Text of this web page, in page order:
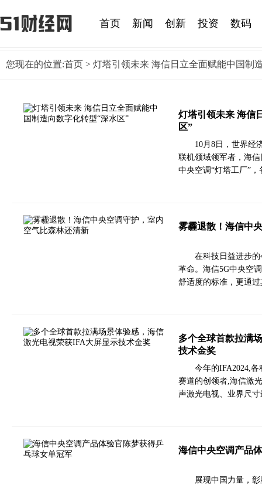
首页 新闻 创新 投资 数码
您现在的位置:首页 > 灯塔引领未来 海信日立全面赋能中国制
灯塔引领未来 海信
区”
10月8日，世界经
联机领域领军者，海
中央空调“灯塔工厂”
雾霾退散！海信中
在科技日益进步
革命。海信5G中央空
舒适度的标准，更通
多个全球首款拉满
技术金奖
今年的IFA2024,
赛道的创领者,海信激
声激光电视、业界尺
海信中央空调产品
展现中国力量，